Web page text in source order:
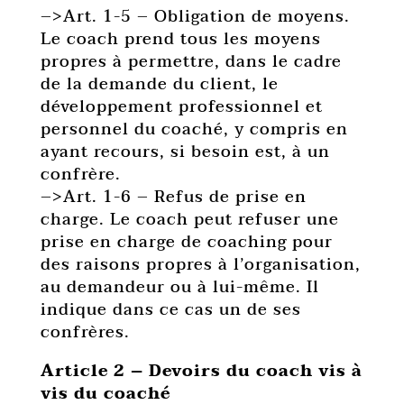
–>Art. 1-5 – Obligation de moyens.
Le coach prend tous les moyens
propres à permettre, dans le cadre
de la demande du client, le
développement professionnel et
personnel du coaché, y compris en
ayant recours, si besoin est, à un
confrère.
–>Art. 1-6 – Refus de prise en
charge. Le coach peut refuser une
prise en charge de coaching pour
des raisons propres à l’organisation,
au demandeur ou à lui-même. Il
indique dans ce cas un de ses
confrères.
Article 2 – Devoirs du coach vis à
vis du coaché